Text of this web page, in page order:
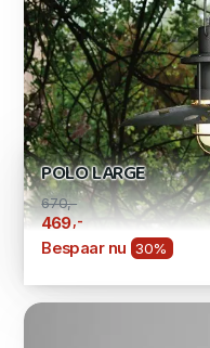
POLO LARGE
670,-
469,-
Bespaar nu 30%